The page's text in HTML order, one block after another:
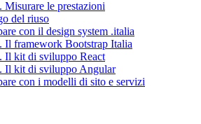
Misurare le prestazioni
del riuso
con il design system .italia
Il framework Bootstrap Italia
Il kit di sviluppo React
Il kit di sviluppo Angular
con i modelli di sito e servizi